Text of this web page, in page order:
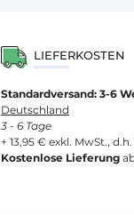
LIEFERKOSTEN
Standardversand: 3-6
Deutschland
3 - 6 Tage
+ 13,95 € exkl. MwSt.,
Kostenlose Lieferung